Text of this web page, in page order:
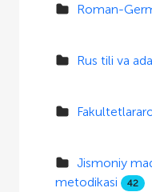
Roman-
Rus tili va
Jismoniy
metodikasi
42